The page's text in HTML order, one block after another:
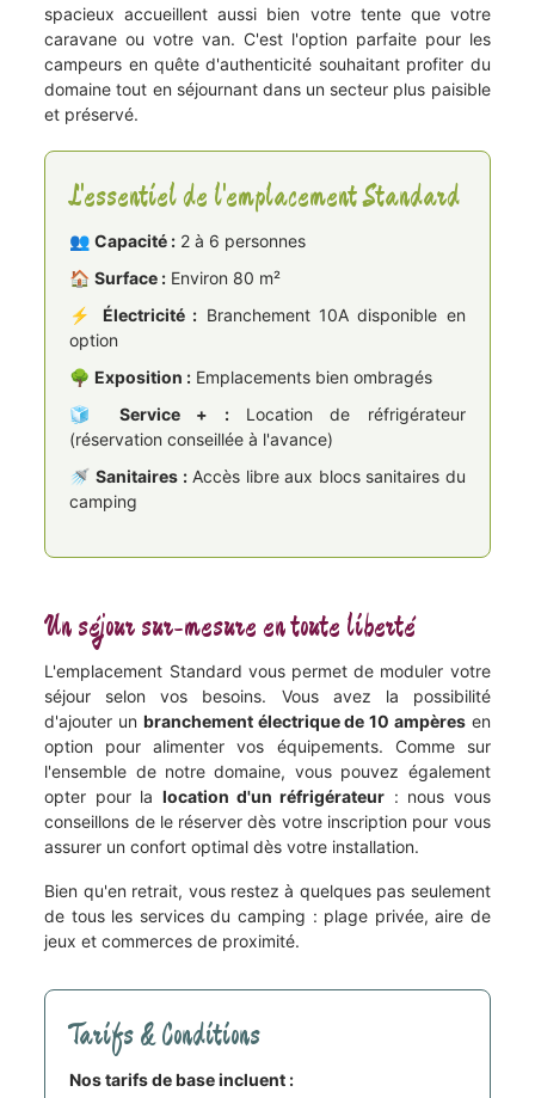
spacieux accueillent aussi bien votre tente que votre
caravane ou votre van. C'est l'option parfaite pour les
campeurs en quête d'authenticité souhaitant profiter du
domaine tout en séjournant dans un secteur plus paisible
et préservé.
L'essentiel de l'emplacement Standard
👥Capacité : 2 à 6 personnes
🏠Surface : Environ 80 m²
⚡ Électricité : Branchement 10A disponible en
option
🌳Exposition : Emplacements bien ombragés
🧊 Service + :Location de réfrigérateur
(réservation conseillée à l'avance)
🚿Sanitaires :Accès libre aux blocs sanitaires du
camping
Un séjour sur-mesure en toute liberté
L'emplacement Standard vous permet de moduler votre
séjour selon vos besoins. Vous avez la possibilité
d'ajouter un branchement électrique de 10 ampèresen
option pour alimenter vos équipements. Comme sur
l'ensemble de notre domaine, vous pouvez également
opter pour la location d'un réfrigérateur : nous vous
conseillons de le réserver dès votre inscription pour vous
assurer un confort optimal dès votre installation.
Bien qu'en retrait, vous restez à quelques pas seulement
de tous les services du camping : plage privée, aire de
jeux et commerces de proximité.
Tarifs & Conditions
Nos tarifs de base incluent :